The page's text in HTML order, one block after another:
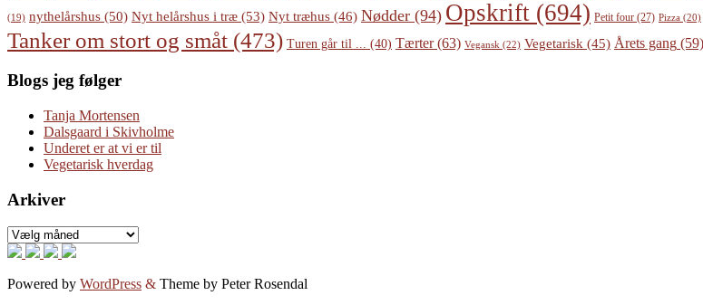
(19) nythelårshus (50) Nyt helårshus i træ (53) Nyt træhus (46) Nødder (94) Opskrift (694) Petit four (27) Pizza (20)
Tanker om stort og småt (473) Turen går til ... (40) Tærter(63) Vegansk (22) Vegetarisk (45) Årets gang (59)
Blogs jeg følger
Tanja Mortensen
Dalsgaard i Skivholme
Underet er at vi er til
Vegetarisk hverdag
Arkiver
Arkiver
Powered by WordPress & Theme by Peter Rosendal